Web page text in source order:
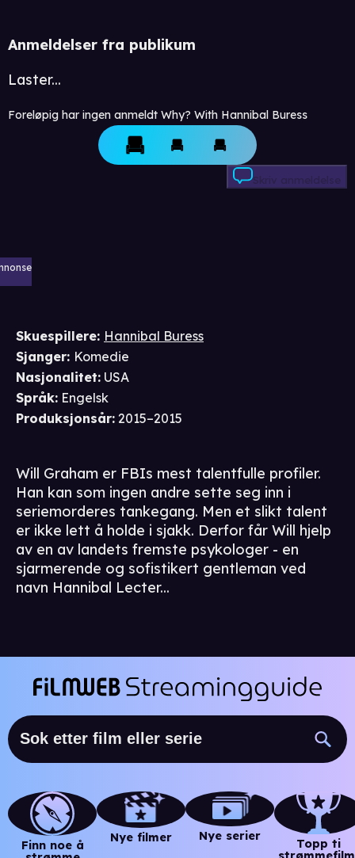
Anmeldelser fra publikum
Laster...
Foreløpig har ingen anmeldt Why? With Hannibal Buress
Skriv anmeldelse
Skuespillere: Hannibal Buress
Sjanger: Komedie
Nasjonalitet: USA
Språk: Engelsk
Produksjonsår: 2015–2015
Will Graham er FBIs mest talentfulle profiler.
Han kan som ingen andre sette seg inn i
seriemorderes tankegang. Men et slikt talent
er ikke lett å holde i sjakk. Derfor får Will hjelp
av en av landets fremste psykologer - en
sjarmerende og sofistikert gentleman ved
navn Hannibal Lecter...
Finn noe å
Nye filmer Nye serier
Topp ti